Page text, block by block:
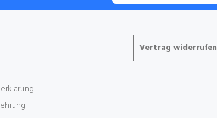
Vertrag widerrufen